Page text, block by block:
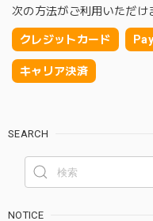
次の方法がご利用いただけ
クレジットカード
キャリア決済
SEARCH
NOTICE